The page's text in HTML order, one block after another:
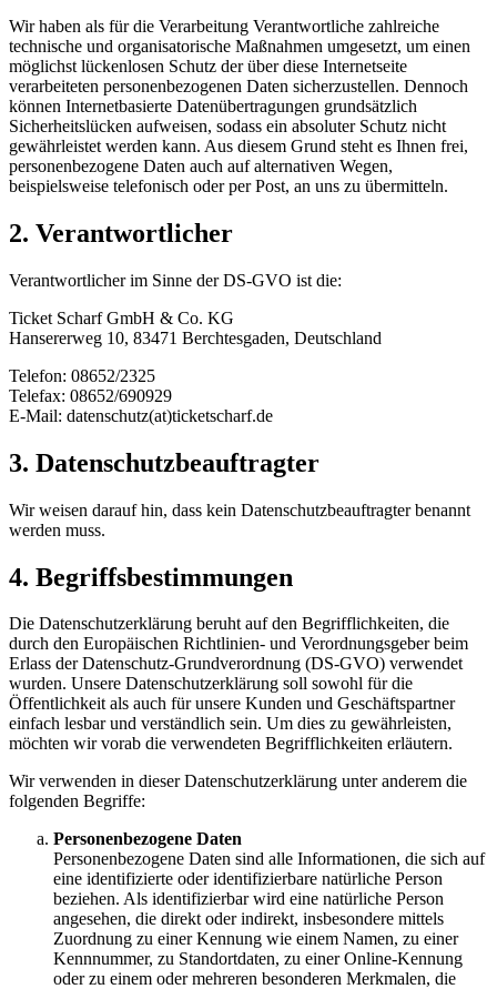
Wir haben als für die Verarbeitung Verantwortliche zahlreiche
technische und organisatorische Maßnahmen umgesetzt, um einen
möglichst lückenlosen Schutz der über diese Internetseite
verarbeiteten personenbezogenen Daten sicherzustellen. Dennoch
können Internetbasierte Datenübertragungen grundsätzlich
Sicherheitslücken aufweisen, sodass ein absoluter Schutz nicht
gewährleistet werden kann. Aus diesem Grund steht es Ihnen frei,
personenbezogene Daten auch auf alternativen Wegen,
beispielsweise telefonisch oder per Post, an uns zu übermitteln.
2. Verantwortlicher
Verantwortlicher im Sinne der DS-GVO ist die:
Ticket Scharf GmbH & Co. KG
Hansererweg 10, 83471 Berchtesgaden, Deutschland
Telefon: 08652/2325
Telefax: 08652/690929
E-Mail: datenschutz(at)ticketscharf.de
3. Datenschutzbeauftragter
Wir weisen darauf hin, dass kein Datenschutzbeauftragter benannt
werden muss.
4. Begriffsbestimmungen
Die Datenschutzerklärung beruht auf den Begrifflichkeiten, die
durch den Europäischen Richtlinien- und Verordnungsgeber beim
Erlass der Datenschutz-Grundverordnung (DS-GVO) verwendet
wurden. Unsere Datenschutzerklärung soll sowohl für die
Öffentlichkeit als auch für unsere Kunden und Geschäftspartner
einfach lesbar und verständlich sein. Um dies zu gewährleisten,
möchten wir vorab die verwendeten Begrifflichkeiten erläutern.
Wir verwenden in dieser Datenschutzerklärung unter anderem die
folgenden Begriffe:
Personenbezogene Daten
Personenbezogene Daten sind alle Informationen, die sich auf
eine identifizierte oder identifizierbare natürliche Person
beziehen. Als identifizierbar wird eine natürliche Person
angesehen, die direkt oder indirekt, insbesondere mittels
Zuordnung zu einer Kennung wie einem Namen, zu einer
Kennnummer, zu Standortdaten, zu einer Online-Kennung
oder zu einem oder mehreren besonderen Merkmalen, die